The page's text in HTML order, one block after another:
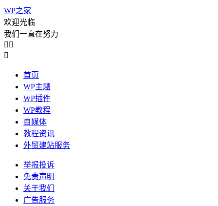
WP之家
欢迎光临
我们一直在努力
 

首页
WP主题
WP插件
WP教程
自媒体
教程资讯
外贸建站服务
举报投诉
免责声明
关于我们
广告服务